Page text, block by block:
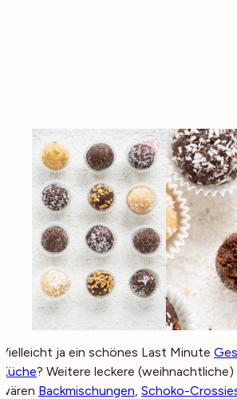
Vielleicht ja ein schönes Last Minute
Küche? Weitere leckere
wären Backmischungen, Schoko-